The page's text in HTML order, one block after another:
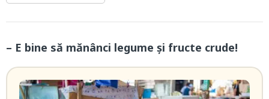
– E bine să mănânci legume și fructe crude!